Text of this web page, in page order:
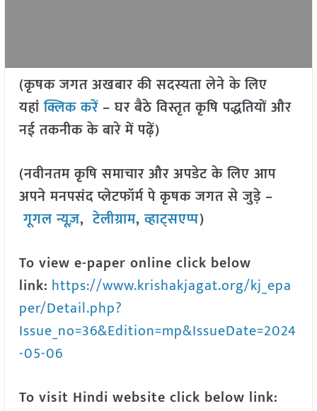
(कृषक जगत अखबार की सदस्यता लेने के लिए
यहांक्लिक करें– घर बैठे विस्तृत कृषि पद्धतियों और
नई तकनीक के बारे में पढ़ें)
(नवीनतम कृषि समाचार और अपडेट के लिए आप
अपने मनपसंद प्लेटफॉर्म पे कृषक जगत से जुड़े –
गूगल न्यूज़,टेलीग्राम,व्हाट्सएप्प)
To view e-paper online click below
link: https://www.krishakjagat.org/kj_epa
per/Detail.php?
Issue_no=36&Edition=mp&IssueDate=2024
-05-06
To visit Hindi website click below link: